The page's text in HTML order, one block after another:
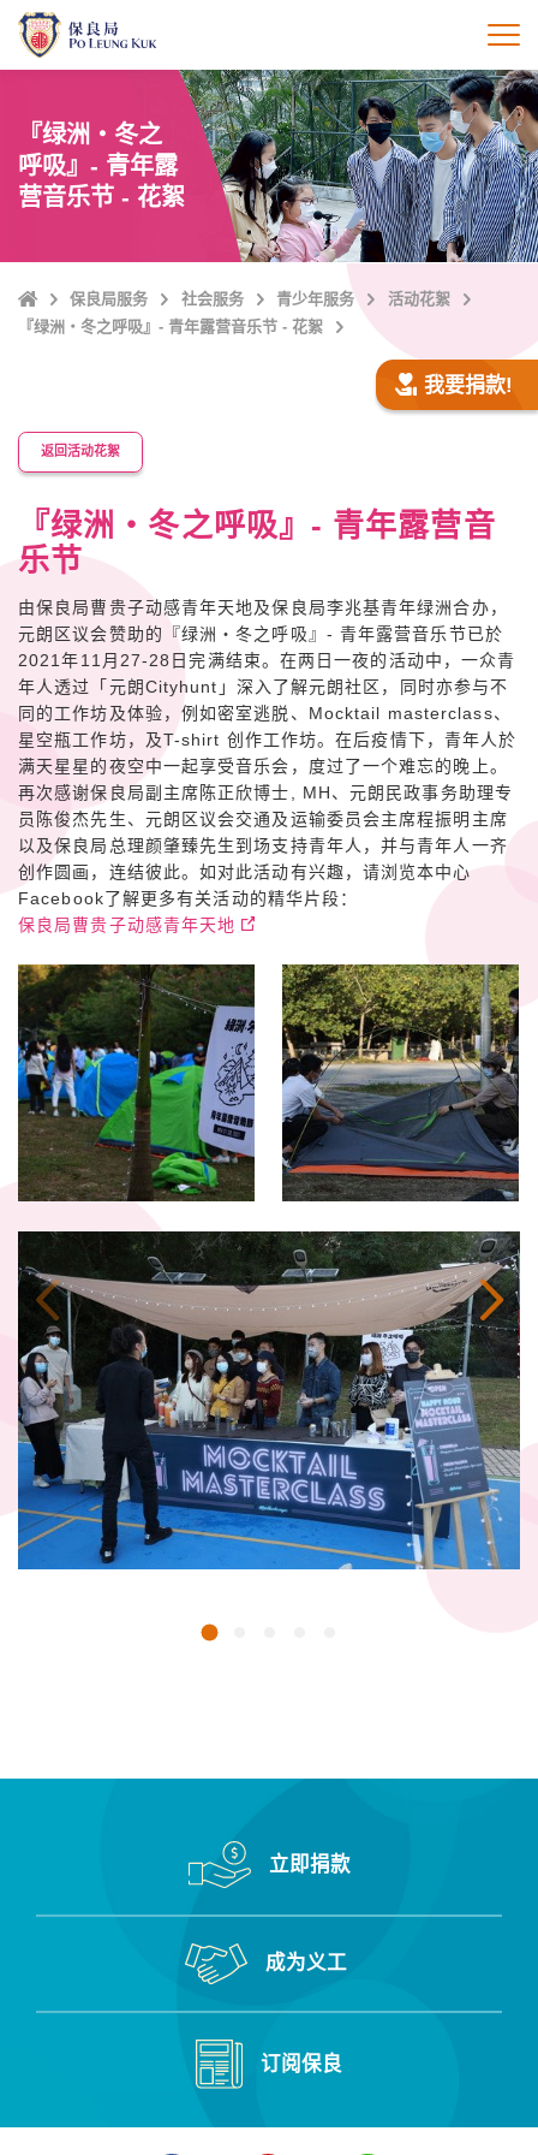
打
『绿洲・冬之
呼吸』- 青年露
营音乐节 - 花絮
Home保良局服务 社会服务 青少年服务
活动花絮
『绿洲・冬之呼吸』- 青年露营音乐节 - 花絮
我要捐款!
返回活动花絮
『绿洲・冬之呼吸』- 青年露营音
乐节
由保良局曹贵子动感青年天地及保良局李兆基青年绿洲合办，
元朗区议会赞助的『绿洲・冬之呼吸』- 青年露营音乐节已於
2021年11月27-28日完满结束。在两日一夜的活动中，一众青
年人透过「元朗Cityhunt」深入了解元朗社区，同时亦参与不
同的工作坊及体验，例如密室逃脱、Mocktail masterclass、
星空瓶工作坊，及T-shirt 创作工作坊。在后疫情下，青年人於
满天星星的夜空中一起享受音乐会，度过了一个难忘的晚上。
再次感谢保良局副主席陈正欣博士, MH、元朗民政事务助理专
员陈俊杰先生、元朗区议会交通及运输委员会主席程振明主席
以及保良局总理颜肇臻先生到场支持青年人，并与青年人一齐
创作圆画，连结彼此。如对此活动有兴趣，请浏览本中心
Facebook了解更多有关活动的精华片段：
保良局曹贵子动感青年天地
1
立即捐款
成为义工
订阅保良